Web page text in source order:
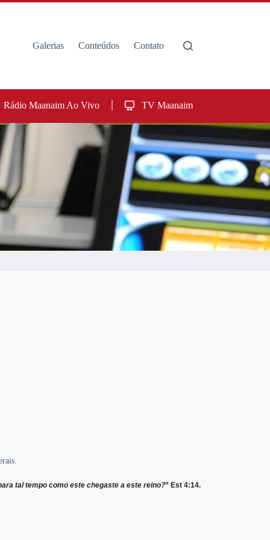
Galerias Conteúdos Contato
Rádio Maanaim Ao Vivo TV Maanaim
tal tempo como este chegaste a este reino?” Est 4:14.